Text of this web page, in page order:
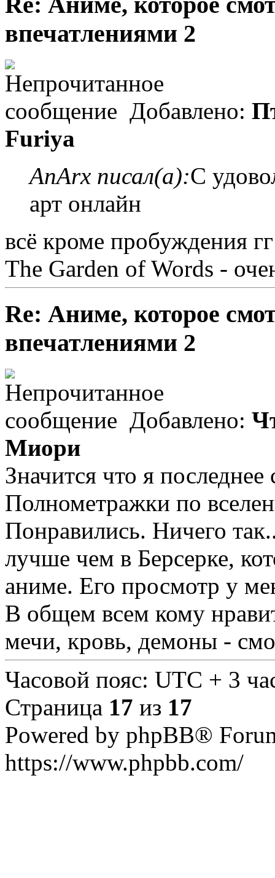
впечатлениями 2
Добавлено:
Furiya
AnArx писал(а):С
арт онлайн
всё кроме пробуждения
The Garden of Words -
Re: Аниме, которое
впечатлениями 2
Добавлено:
Миори
Значится что я
Полнометражки по
Понравились. Ничего
лучше чем в Берсерке,
аниме. Его просмотр у
В общем всем кому
мечи, кровь, демоны -
Часовой пояс: UTC + 3
Страница 17 из 17
Powered by phpBB®
https://www.phpbb.com/